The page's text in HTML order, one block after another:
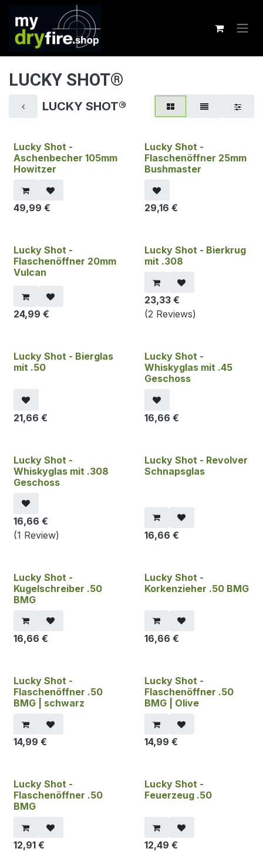
LUCKY SHOT®
LUCKY SHOT®
Lucky Shot -
Aschenbecher 105mm
Howitzer
49,99 €
Lucky Shot -
Flaschenöffner 25mm
Bushmaster
29,16 €
Lucky Shot -
Flaschenöffner 20mm
Vulcan
24,99 €
Lucky Shot - Bierkrug
mit .308
23,33€
(2 Reviews)
Lucky Shot - Bierglas
mit .50
21,66 €
Lucky Shot -
Whiskyglas mit .45
Geschoss
16,66 €
Lucky Shot -
Whiskyglas mit .308
Geschoss
16,66 €
(1 Review)
Lucky Shot - Revolver
Schnapsglas
16,66 €
Lucky Shot -
Kugelschreiber .50
BMG
16,66 €
Lucky Shot -
Korkenzieher .50 BMG
16,66 €
Lucky Shot -
Flaschenöffner .50
BMG | schwarz
14,99 €
Lucky Shot -
Flaschenöffner .50
BMG | Olive
14,99 €
Lucky Shot -
Flaschenöffner .50
BMG
12,91 €
Lucky Shot -
Feuerzeug .50
12,49 €